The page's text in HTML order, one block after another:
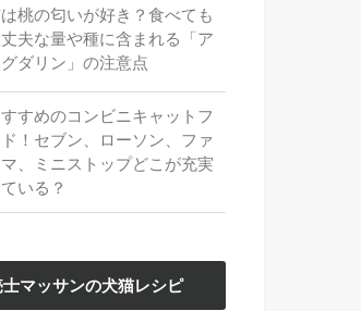
桃の匂いが好き？食べても
夫な量や種に含まれる「ア
グダリン」の注意点
すめのコンビニキャットフ
！セブン、ローソン、ファ
マ、ミニストップどこが充実
ている？
マッサンの犬猫レシピ